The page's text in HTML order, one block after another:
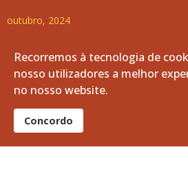
outubro, 2024
agosto, 2024
Recorremos à tecnologia de
nosso utilizadores a melhor
no nosso website.
Concordo